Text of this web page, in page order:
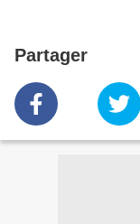
Partager